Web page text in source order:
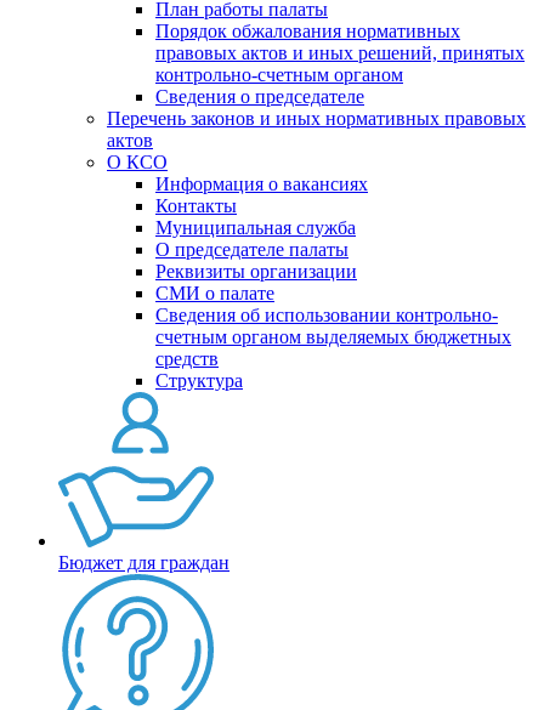
План работы палаты
Порядок обжалования нормативных
правовых актов и иных решений, принятых
контрольно-счетным органом
Сведения о председателе
Перечень законов и иных нормативных правовых
актов
О КСО
Информация о вакансиях
Контакты
Муниципальная служба
О председателе палаты
Реквизиты организации
СМИ о палате
Сведения об использовании контрольно-
счетным органом выделяемых бюджетных
средств
Структура
Бюджет для граждан